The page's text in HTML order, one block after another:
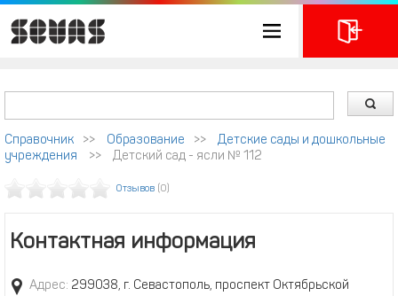
Справочник >> Образование >>
Детские сады и дошкольные
учреждения
>> Детский сад - ясли № 112
Отзывов (0)
Контактная информация
Адрес: 299038, г. Севастополь, проспект Октябрьской